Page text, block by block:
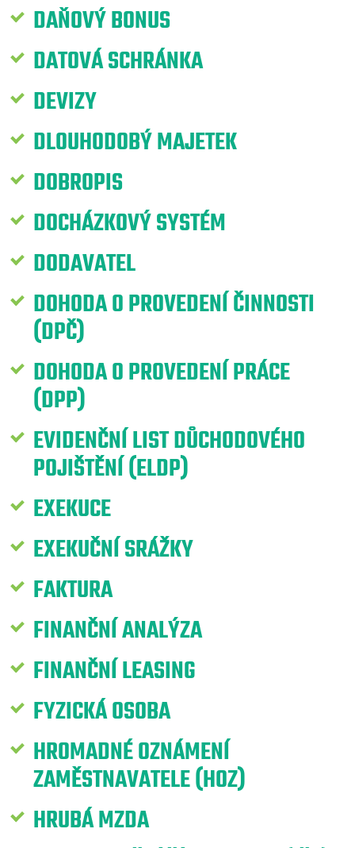
DAŇOVÝ BONUS
DATOVÁ SCHRÁNKA
DEVIZY
DLOUHODOBÝ MAJETEK
DOBROPIS
DOCHÁZKOVÝ SYSTÉM
DODAVATEL
DOHODA O PROVEDENÍ ČINNOSTI
(DPČ)
DOHODA O PROVEDENÍ PRÁCE
(DPP)
EVIDENČNÍ LIST DŮCHODOVÉHO
POJIŠTĚNÍ (ELDP)
EXEKUCE
EXEKUČNÍ SRÁŽKY
FAKTURA
FINANČNÍ ANALÝZA
FINANČNÍ LEASING
FYZICKÁ OSOBA
HROMADNÉ OZNÁMENÍ
ZAMĚSTNAVATELE (HOZ)
HRUBÁ MZDA